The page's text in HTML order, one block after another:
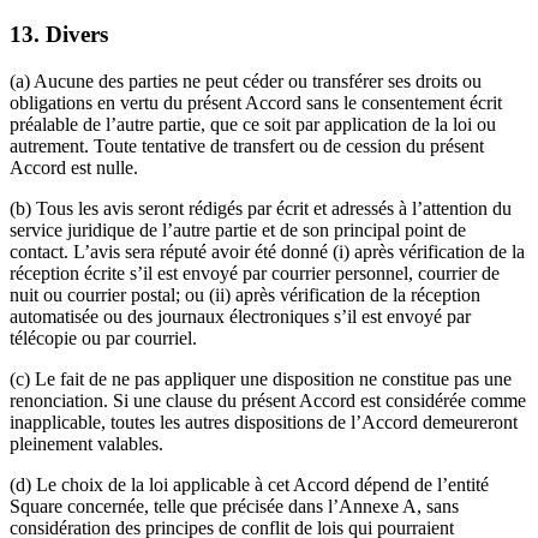
13. Divers
(a) Aucune des parties ne peut céder ou transférer ses droits ou
obligations en vertu du présent Accord sans le consentement écrit
préalable de l’autre partie, que ce soit par application de la loi ou
autrement. Toute tentative de transfert ou de cession du présent
Accord est nulle.
(b) Tous les avis seront rédigés par écrit et adressés à l’attention du
service juridique de l’autre partie et de son principal point de
contact. L’avis sera réputé avoir été donné (i) après vérification de la
réception écrite s’il est envoyé par courrier personnel, courrier de
nuit ou courrier postal; ou (ii) après vérification de la réception
automatisée ou des journaux électroniques s’il est envoyé par
télécopie ou par courriel.
(c) Le fait de ne pas appliquer une disposition ne constitue pas une
renonciation. Si une clause du présent Accord est considérée comme
inapplicable, toutes les autres dispositions de l’Accord demeureront
pleinement valables.
(d) Le choix de la loi applicable à cet Accord dépend de l’entité
Square concernée, telle que précisée dans l’Annexe A, sans
considération des principes de conflit de lois qui pourraient